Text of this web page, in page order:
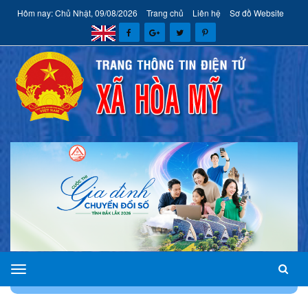
Hôm nay: Chủ Nhật, 09/08/2026 Trang chủ Liên hệ Sơ đồ Website
xã
Hòa